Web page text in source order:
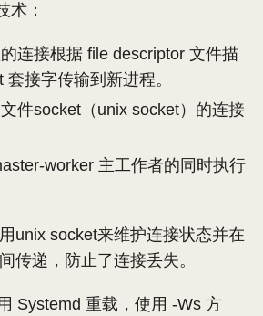
术：
连接根据 file descriptor 文件描
接字传输到新进程。
件socket（unix socket）的连接
worker 主工作者的同时执行
unix socket来维护连接状态并在
传递，防止了连接丢失。
Systemd 重载，使用 -Ws 方